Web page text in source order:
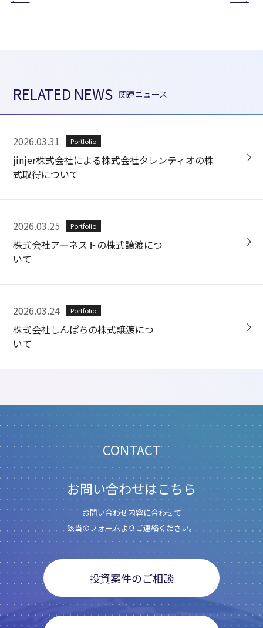
RELATED NEWS 関連ニュース
2026.03.31 Portfolio
jinjer株式会社による株式会社タレンティオの株
式取得について
2026.03.25 Portfolio
株式会社アーネストの株式譲渡につ
いて
2026.03.24 Portfolio
株式会社しんぱちの株式譲渡につ
いて
CONTACT
お問い合わせはこちら
お問い合わせ内容に合わせて
該当のフォームよりご連絡ください。
投資案件のご相談